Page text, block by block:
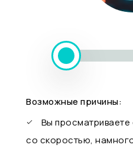
Возможные причины:
Вы просматриваете
со скоростью,